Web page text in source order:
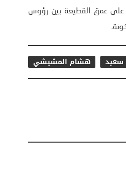
على عمق القطيعة بين رؤوس
هشام المشيشي